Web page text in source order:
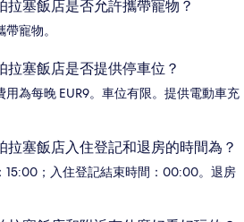
拉塞飯店是否允許攜帶寵物？
寵物。
拉塞飯店是否提供停車位？
為每晚 EUR9。車位有限。提供電動車充
拉塞飯店入住登記和退房的時間為？
15:00；入住登記結束時間：00:00。退房